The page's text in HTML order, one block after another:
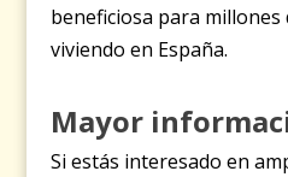
beneficiosa para
viviendo en España.
Mayor
Si estás interesado en